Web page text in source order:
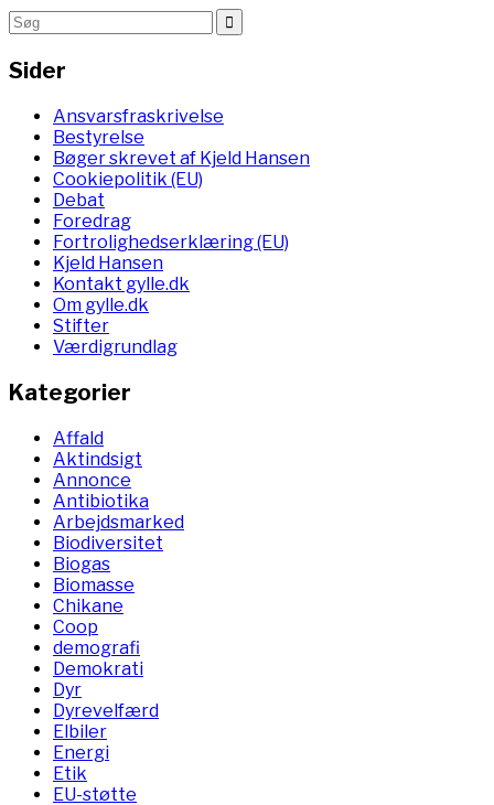
Sider
Ansvarsfraskrivelse
Bestyrelse
Bøger skrevet af Kjeld Hansen
Cookiepolitik (EU)
Debat
Foredrag
Fortrolighedserklæring (EU)
Kjeld Hansen
Kontakt gylle.dk
Om gylle.dk
Stifter
Værdigrundlag
Kategorier
Affald
Aktindsigt
Annonce
Antibiotika
Arbejdsmarked
Biodiversitet
Biogas
Biomasse
Chikane
Coop
demografi
Demokrati
Dyr
Dyrevelfærd
Elbiler
Energi
Etik
EU-støtte